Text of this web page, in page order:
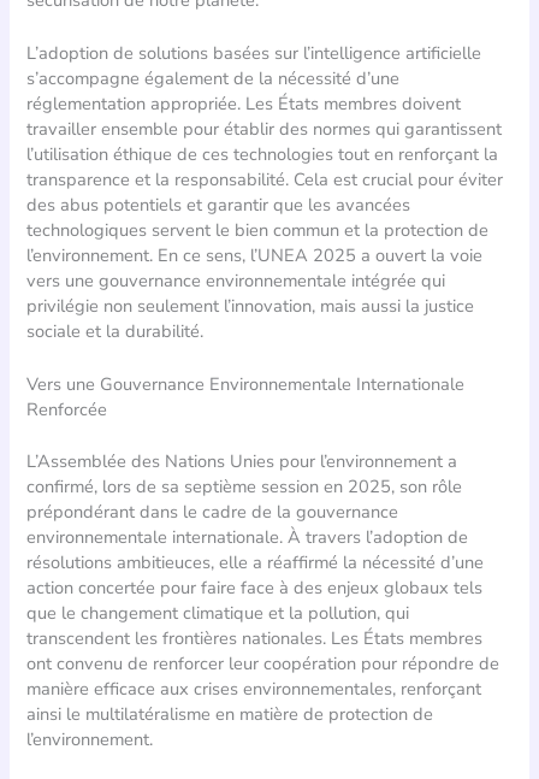
L’adoption de solutions basées sur l’intelligence artificielle
s’accompagne également de la nécessité d’une
réglementation appropriée. Les États membres doivent
travailler ensemble pour établir des normes qui garantissent
l’utilisation éthique de ces technologies tout en renforçant la
transparence et la responsabilité. Cela est crucial pour éviter
des abus potentiels et garantir que les avancées
technologiques servent le bien commun et la protection de
l’environnement. En ce sens, l’UNEA 2025 a ouvert la voie
vers une gouvernance environnementale intégrée qui
privilégie non seulement l’innovation, mais aussi la justice
sociale et la durabilité.
Vers une Gouvernance Environnementale Internationale
Renforcée
L’Assemblée des Nations Unies pour l’environnement a
confirmé, lors de sa septième session en 2025, son rôle
prépondérant dans le cadre de la gouvernance
environnementale internationale. À travers l’adoption de
résolutions ambitieuces, elle a réaffirmé la nécessité d’une
action concertée pour faire face à des enjeux globaux tels
que le changement climatique et la pollution, qui
transcendent les frontières nationales. Les États membres
ont convenu de renforcer leur coopération pour répondre de
manière efficace aux crises environnementales, renforçant
ainsi le multilatéralisme en matière de protection de
l’environnement.